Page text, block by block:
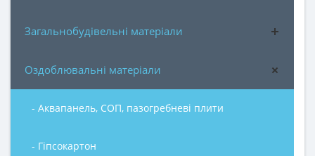
Загальнобудівельні матеріали
Оздоблювальні матеріали
- Аквапанель, СОП, пазогребневі плити
- Гіпсокартон